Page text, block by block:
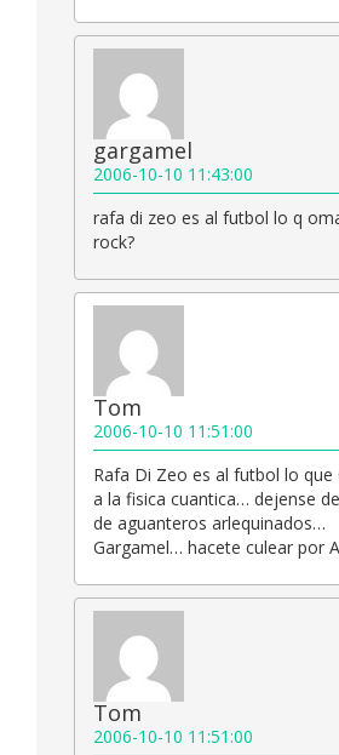
gargamel
2006-10-10 11:43:00
rafa di zeo es al futbol lo q
rock?
Tom
2006-10-10 11:51:00
Rafa Di Zeo es al futbol lo que
a la fisica cuantica… dejense
de aguanteros arlequinados…
Gargamel… hacete culear por
Tom
2006-10-10 11:51:00